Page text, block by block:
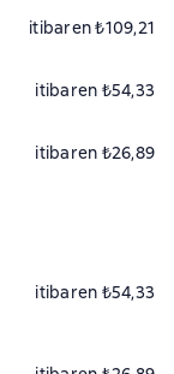
itibaren ₺109,21
itibaren ₺54,33
itibaren ₺26,89
itibaren ₺54,33